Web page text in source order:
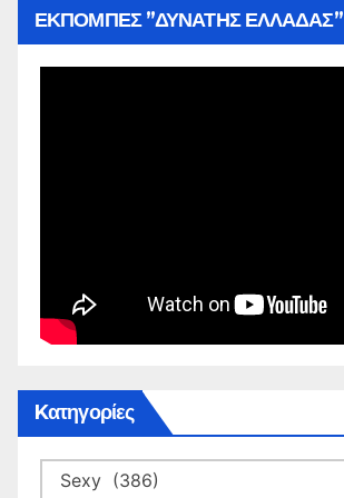
ΕΚΠΟΜΠΕΣ ”ΔΥΝΑΤΗΣ ΕΛΛΑΔΑΣ”
Kατηγορίες
Kατηγορίες